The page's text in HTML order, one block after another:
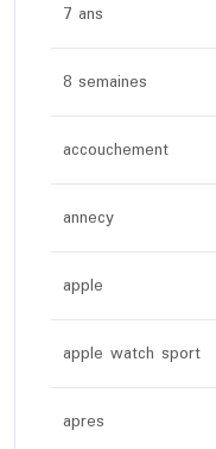
7 ans
8 semaines
accouchement
annecy
apple
apple watch sport
apres